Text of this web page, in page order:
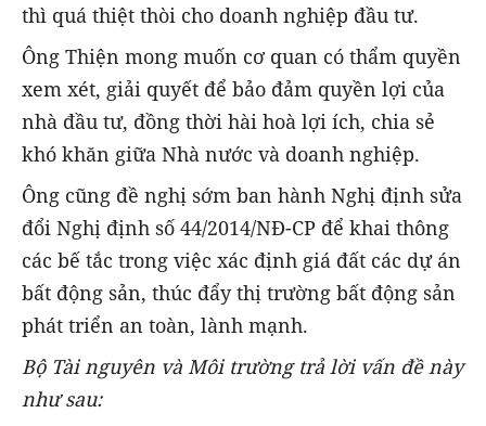
thì quá thiệt thòi cho doanh nghiệp đầu tư.
Ông Thiện mong muốn cơ quan có thẩm quyền
xem xét, giải quyết để bảo đảm quyền lợi của
nhà đầu tư, đồng thời hài hoà lợi ích, chia sẻ
khó khăn giữa Nhà nước và doanh nghiệp.
Ông cũng đề nghị sớm ban hành Nghị định sửa
đổi Nghị định số 44/2014/NĐ-CP để khai thông
các bế tắc trong việc xác định giá đất các dự án
bất động sản, thúc đẩy thị trường bất động sản
phát triển an toàn, lành mạnh.
Bộ Tài nguyên và Môi trường trả lời vấn đề này
như sau: